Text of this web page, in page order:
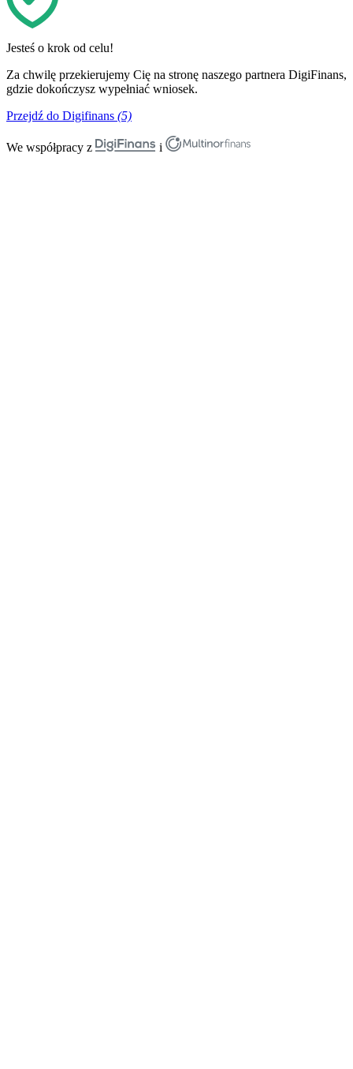
Jesteś o krok od celu!
Za chwilę przekierujemy Cię na stronę naszego partnera DigiFinans,
gdzie dokończysz wypełniać wniosek.
Przejdź do Digifinans (5)
We współpracy z i